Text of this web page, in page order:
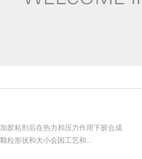
胶粘剂后在热力和压力作用下胶合成
粒形状和大小会因工艺和...